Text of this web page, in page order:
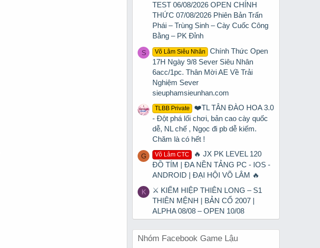
TEST 06/08/2026 OPEN CHÍNH
THỨC 07/08/2026 Phiên Bản Trấn
Phái – Trùng Sinh – Cày Cuốc Công
Bằng – PK Đỉnh
S Võ Lâm Siêu Nhân
Chính Thức Open
17H Ngày 9/8 Sever Siêu Nhân
6acc/1pc. Thân Mời AE Về Trải
Nghiệm Sever
sieuphamsieunhan.com
TLBB Private
❤️TL TÂN ĐÀO HOA 3.0
- Đột phá lối chơi, bản cao cày quốc
dễ, NL chế , Ngọc đi pb dễ kiếm.
Chăm là có hết !
G Võ Lâm CTC
🔥 JX PK LEVEL 120
ĐỒ TÍM | ĐA NỀN TẢNG PC - IOS -
ANDROID | ĐẠI HỘI VÕ LÂM 🔥
K
⚔ KIẾM HIỆP THIÊN LONG – S1
THIÊN MỆNH | BẢN CỔ 2007 |
ALPHA 08/08 – OPEN 10/08
Nhóm Facebook Game Lậu